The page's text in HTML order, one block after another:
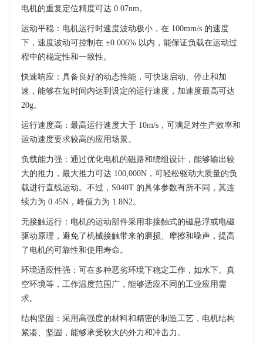
电机的重复定位精度可达 0.07nm。
运动平稳：电机运行时速度波动极小，在 100mm/s 的速度
下，速度波动可控制在 ±0.006% 以内，能保证负载在运动过
程中的稳定性和一致性。
快速响应：具备良好的动态性能，可快速启动、停止和加
速，能够在短时间内达到设定的运行速度，加速度最高可达
20g。
运行速度高：最高运行速度大于 10m/s，可满足对生产效率和
运动速度要求较高的应用场景。
负载能力强：通过优化电机的磁路和绕组设计，能够输出较
大的推力，最大推力可达 100,000N，可轻松驱动大质量的负
载进行直线运动。不过，S040T 的具体参数有所不同，其连
续力为 0.45N，峰值力为 1.8N2。
无接触运行：电机的运动部件采用非接触式的磁悬浮或电磁
驱动原理，避免了机械接触带来的磨损、摩擦和噪声，提高
了电机的可靠性和使用寿命。
环境适应性强：可在多种恶劣环境下稳定工作，如水下、真
空环境等，工作温度范围广，能够适应不同的工业应用需
求。
结构坚固：采用高强度的材料和精密的制造工艺，电机结构
紧凑、坚固，能够承受较大的外力和冲击力。